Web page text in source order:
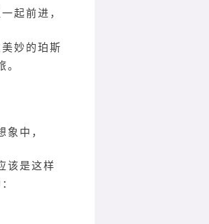
起前进，
妙的珀斯
。
象中，
该是这样